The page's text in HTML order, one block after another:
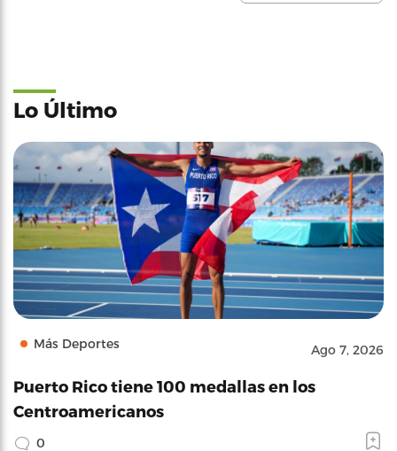
Lo Último
Más Deportes Ago 7, 2026
Puerto Rico tiene 100 medallas en los
Centroamericanos
0